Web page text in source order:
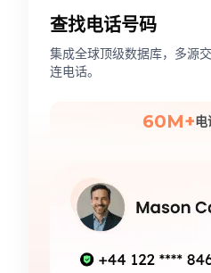
查找电话号码
集成全球顶级数据库，多源
连电话。
60M+电